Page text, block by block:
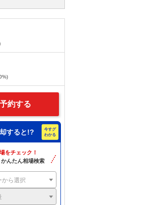
約する
すると!?
をチェック！
んたん相場検索
から選択